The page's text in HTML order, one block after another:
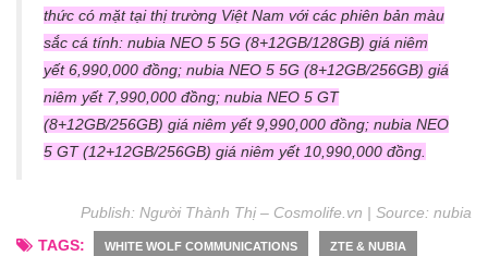
thức có mặt tại thị trường Việt Nam với các phiên bản màu
sắc cá tính: nubia NEO 5 5G (8+12GB/128GB) giá niêm
yết 6,990,000 đồng; nubia NEO 5 5G (8+12GB/256GB) giá
niêm yết 7,990,000 đồng; nubia NEO 5 GT
(8+12GB/256GB) giá niêm yết 9,990,000 đồng; nubia NEO
5 GT (12+12GB/256GB) giá niêm yết 10,990,000 đồng.
Publish: Người Thành Thị – Cosmolife.vn | Source: nubia
TAGS:
WHITE WOLF COMMUNICATIONS ZTE & NUBIA